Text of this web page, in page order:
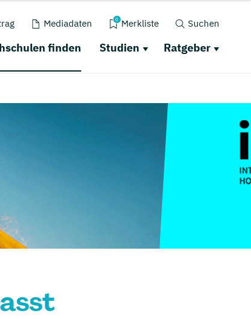
Mediadaten 0 Merkliste Suchen
finden Studien Ratgeber